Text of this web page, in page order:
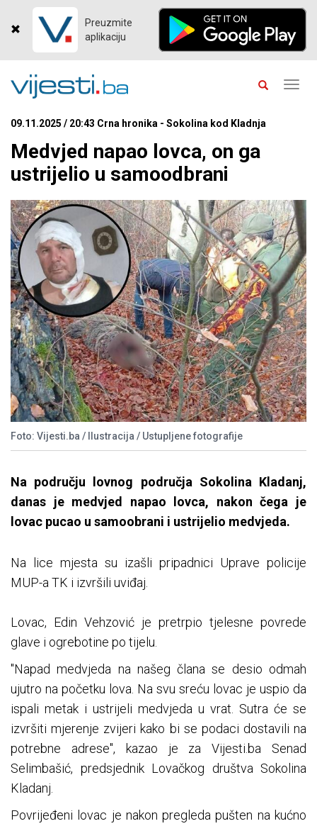
Preuzmite
aplikaciju
09.11.2025 / 20:43 Crna hronika - Sokolina kod Kladnja
Medvjed napao lovca, on ga
ustrijelio u samoodbrani
Foto: Vijesti.ba / Ilustracija / Ustupljene fotografije
Na području lovnog područja Sokolina Kladanj,
danas je medvjed napao lovca, nakon čega je
lovac pucao u samoobrani i ustrijelio medvjeda.
Na lice mjesta su izašli pripadnici Uprave policije
MUP-a TK i izvršili uviđaj.
Lovac, Edin Vehzović je pretrpio tjelesne povrede
glave i ogrebotine po tijelu.
"Napad medvjeda na našeg člana se desio odmah
ujutro na početku lova. Na svu sreću lovac je uspio da
ispali metak i ustrijeli medvjeda u vrat. Sutra će se
izvršiti mjerenje zvijeri kako bi se podaci dostavili na
potrebne adrese", kazao je za Vijesti.ba Senad
Selimbašić, predsjednik Lovačkog društva Sokolina
Kladanj.
Povrijeđeni lovac je nakon pregleda pušten na kućno